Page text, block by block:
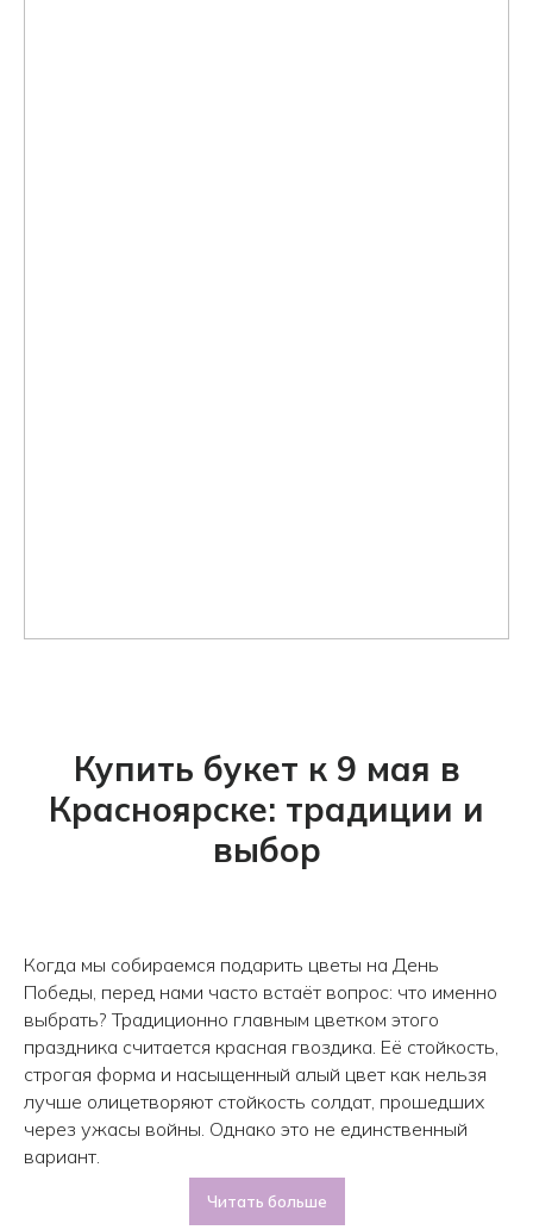
Купить букет к 9 мая в
Красноярске: традиции и
выбор
Когда мы собираемся подарить цветы на День
Победы, перед нами часто встаёт вопрос: что именно
выбрать? Традиционно главным цветком этого
праздника считается красная гвоздика. Её стойкость,
строгая форма и насыщенный алый цвет как нельзя
лучше олицетворяют стойкость солдат, прошедших
через ужасы войны. Однако это не единственный
вариант.
Читать больше